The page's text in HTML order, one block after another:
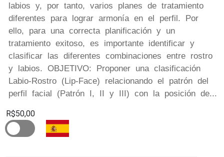
labios y, por tanto, varios planes de tratamiento
diferentes para lograr armonía en el perfil. Por
ello, para una correcta planificación y un
tratamiento exitoso, es importante identificar y
clasificar las diferentes combinaciones entre rostro
y labios. OBJETIVO: Proponer una clasificación
Labio-Rostro (Lip-Face) relacionando el patrón del
perfil facial (Patrón I, II y III) con la posición de...
R$50,00